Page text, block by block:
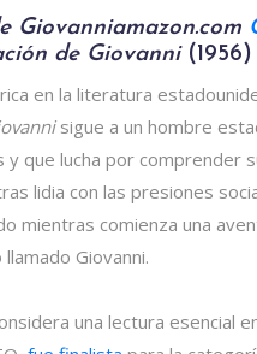
Giovanniamazon.com
de Giovanni(1956)
en la literatura
sigue a un hombre
y que lucha por comprender
lidia con las presiones
mientras comienza una
Giovanni.
una lectura esencial